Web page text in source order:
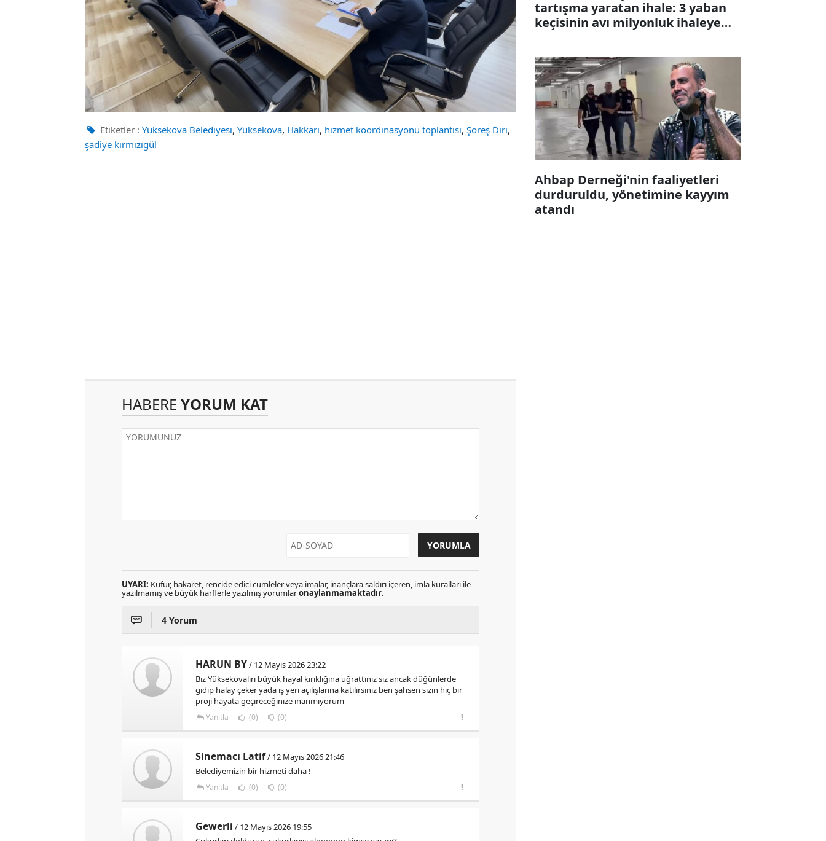
Etiketler : Yüksekova Belediyesi, Yüksekova, Hakkari, hizmet koordinasyonu toplantısı, Şoreş Diri,
şadiye kırmızıgül
HABERE YORUM KAT
UYARI: Küfür, hakaret, rencide edici cümleler veya imalar, inançlara saldırı içeren, imla kuralları ile
yazılmamış ve büyük harflerle yazılmış yorumlaronaylanmamaktadır.
4 Yorum
HARUN BY/ 12 Mayıs 2026 23:22
Biz Yüksekovalırı büyük hayal kırıklığına uğrattınız siz ancak düğünlerde
gidip halay çeker yada iş yeri açılışlarına katılırsınız ben şahsen sizin hiç bir
proji hayata geçireceğinize inanmıyorum
Yanıtla (0) (0)
Sinemacı Latif/ 12 Mayıs 2026 21:46
Belediyemizin bir hizmeti daha !
Yanıtla (0) (0)
Gewerli / 12 Mayıs 2026 19:55
tartışma yaratan ihale: 3 yaban
keçisinin avı milyonluk ihaleye
Ahbap Derneği'nin faaliyetleri
durduruldu, yönetimine kayyım
atandı